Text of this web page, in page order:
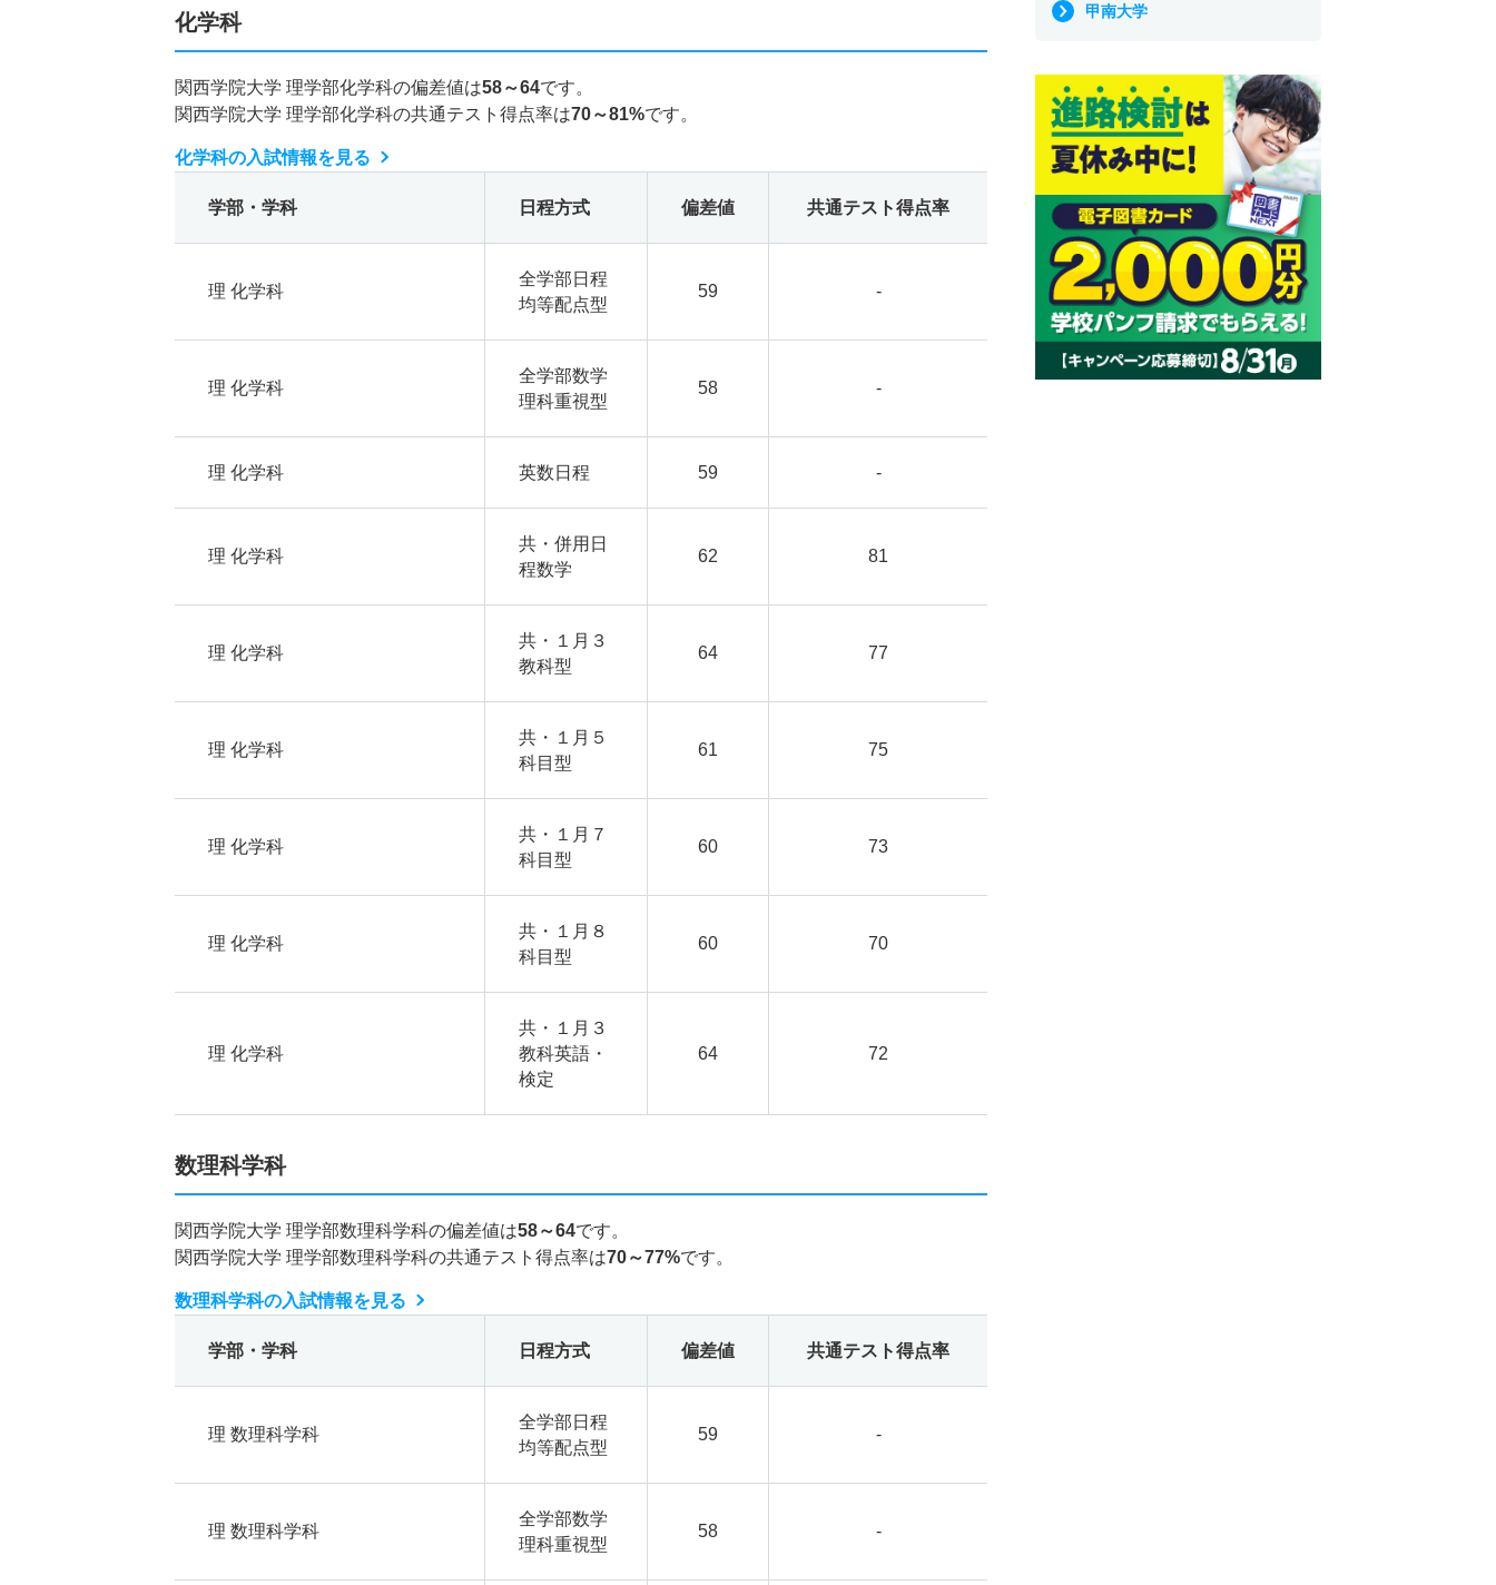
化学科
関西学院大学 理学部化学科の偏差値は58～64です。
関西学院大学 理学部化学科の共通テスト得点率は70～81%です。
化学科の入試情報を見る
学部・学科 日程方式 偏差値 共通テスト得点率
理 化学科
全学部日程
均等配点型
59 -
理 化学科
全学部数学
理科重視型
58 -
理 化学科 英数日程 59 -
理 化学科
共・併用日
程数学
62 81
理 化学科
共・１月３
教科型
64 77
理 化学科
共・１月５
科目型
61 75
理 化学科
共・１月７
科目型
60 73
理 化学科
共・１月８
科目型
60 70
理 化学科
共・１月３
教科英語・
検定
64 72
数理科学科
関西学院大学 理学部数理科学科の偏差値は58～64です。
関西学院大学 理学部数理科学科の共通テスト得点率は70～77%です。
数理科学科の入試情報を見る
学部・学科 日程方式 偏差値 共通テスト得点率
理 数理科学科
全学部日程
均等配点型
59 -
理 数理科学科
全学部数学
理科重視型
58 -
甲南大学